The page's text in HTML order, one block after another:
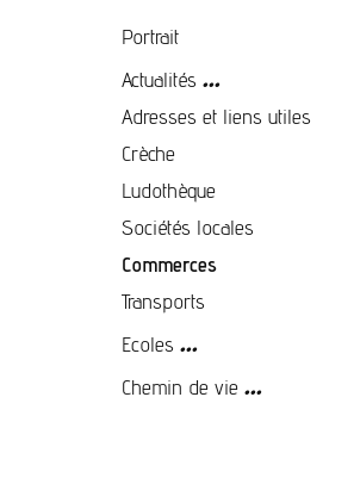
Portrait
Actualités ...
Adresses et liens utiles
Crèche
Ludothèque
Sociétés locales
Commerces
Transports
Ecoles ...
Chemin de vie ...